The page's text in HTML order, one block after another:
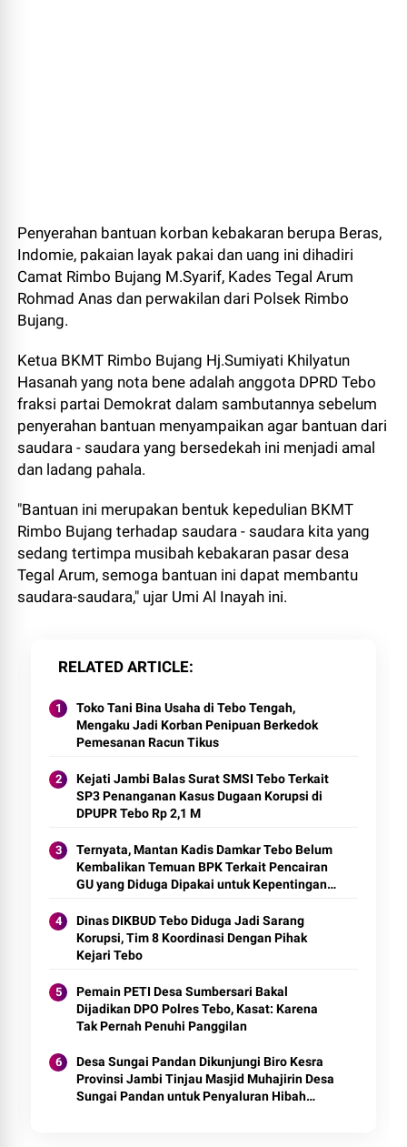
Penyerahan bantuan korban kebakaran berupa Beras,
Indomie, pakaian layak pakai dan uang ini dihadiri
Camat Rimbo Bujang M.Syarif, Kades Tegal Arum
Rohmad Anas dan perwakilan dari Polsek Rimbo
Bujang.
Ketua BKMT Rimbo Bujang Hj.Sumiyati Khilyatun
Hasanah yang nota bene adalah anggota DPRD Tebo
fraksi partai Demokrat dalam sambutannya sebelum
penyerahan bantuan menyampaikan agar bantuan dari
saudara - saudara yang bersedekah ini menjadi amal
dan ladang pahala.
"Bantuan ini merupakan bentuk kepedulian BKMT
Rimbo Bujang terhadap saudara - saudara kita yang
sedang tertimpa musibah kebakaran pasar desa
Tegal Arum, semoga bantuan ini dapat membantu
saudara-saudara," ujar Umi Al Inayah ini.
RELATED ARTICLE
Toko Tani Bina Usaha di Tebo Tengah,
Mengaku Jadi Korban Penipuan Berkedok
Pemesanan Racun Tikus
Kejati Jambi Balas Surat SMSI Tebo Terkait
SP3 Penanganan Kasus Dugaan Korupsi di
DPUPR Tebo Rp 2,1 M
Ternyata, Mantan Kadis Damkar Tebo Belum
Kembalikan Temuan BPK Terkait Pencairan
GU yang Diduga Dipakai untuk Kepentingan
Dinas DIKBUD Tebo Diduga Jadi Sarang
Korupsi, Tim 8 Koordinasi Dengan Pihak
Kejari Tebo
Pemain PETI Desa Sumbersari Bakal
Dijadikan DPO Polres Tebo, Kasat: Karena
Tak Pernah Penuhi Panggilan
Desa Sungai Pandan Dikunjungi Biro Kesra
Provinsi Jambi Tinjau Masjid Muhajirin Desa
Sungai Pandan untuk Penyaluran Hibah